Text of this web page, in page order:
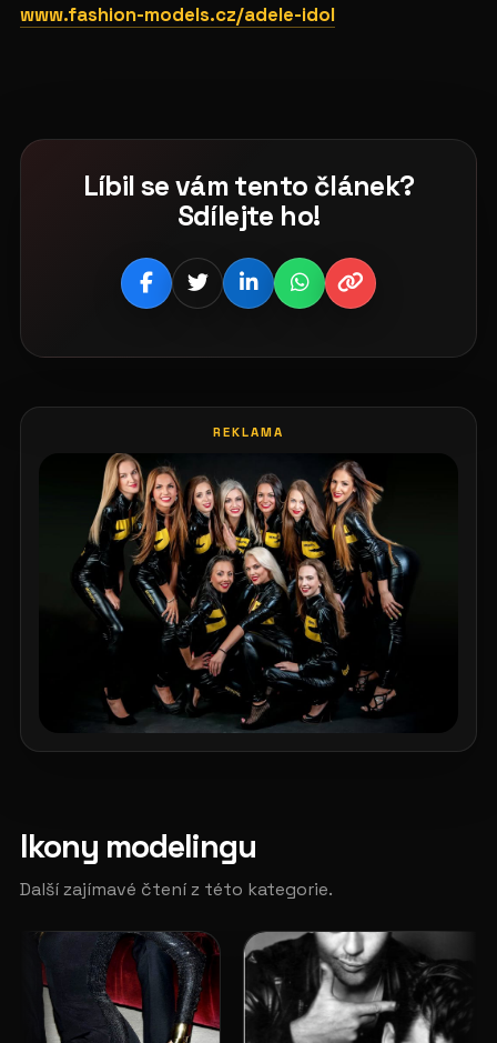
www.fashion-models.cz/adele-idol
Líbil se vám tento článek?
Sdílejte ho!
REKLAMA
Ikony modelingu
Další zajímavé čtení z této kategorie.